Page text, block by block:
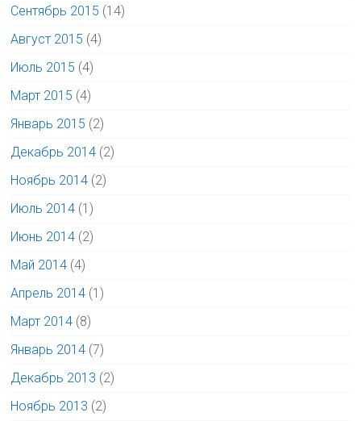
Сентябрь 2015 (14)
Август 2015 (4)
Июль 2015 (4)
Март 2015 (4)
Январь 2015 (2)
Декабрь 2014 (2)
Ноябрь 2014 (2)
Июль 2014 (1)
Июнь 2014 (2)
Май 2014 (4)
Апрель 2014 (1)
Март 2014 (8)
Январь 2014 (7)
Декабрь 2013 (2)
Ноябрь 2013 (2)